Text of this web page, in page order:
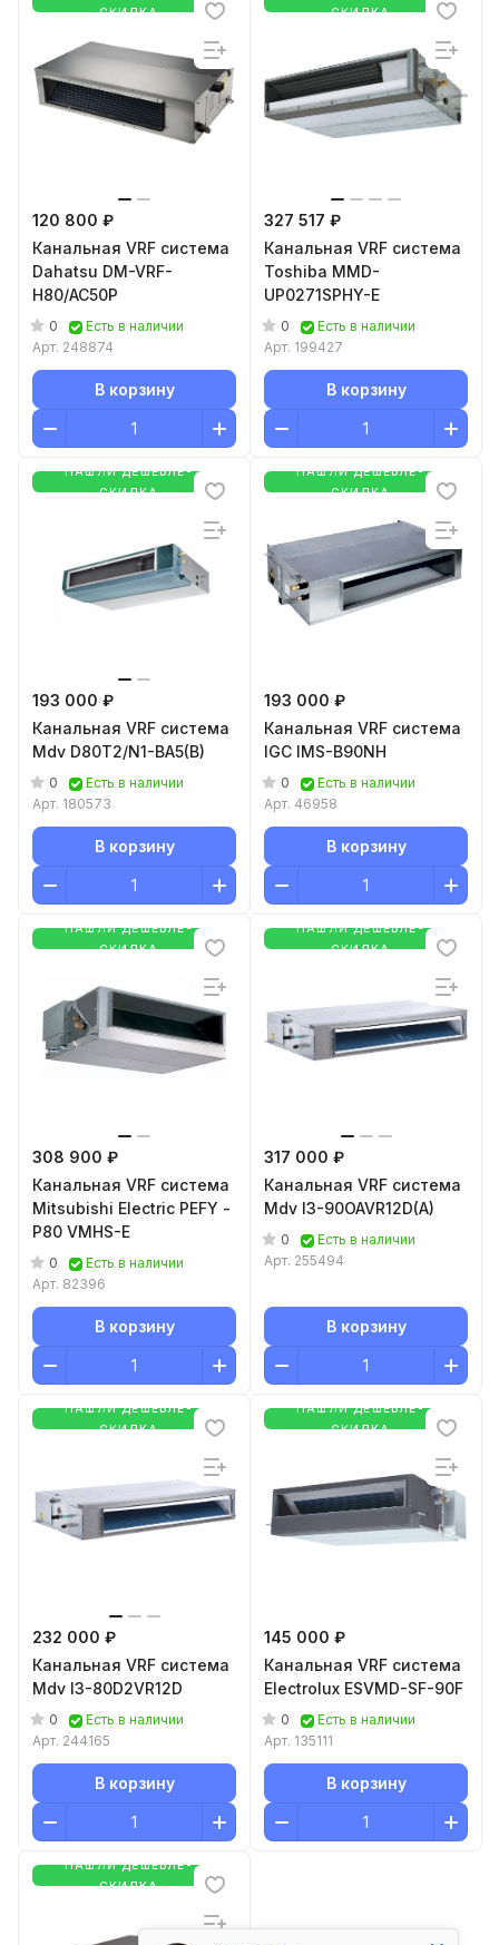
СКИДКА
120 800 ₽
Канальная VRF система
Dahatsu DM-VRF-
H80/AC50P
0
Есть в наличии
Арт. 248874
В корзину
СКИДКА
327 517 ₽
Канальная VRF система
Toshiba MMD-
UP0271SPHY-E
0
Есть в наличии
Арт. 199427
В корзину
НАШЛИ ДЕШЕВЛЕ-
СКИДКА
193 000 ₽
Канальная VRF система
Mdv D80T2/N1-BA5(B)
0
Есть в наличии
Арт. 180573
В корзину
НАШЛИ ДЕШЕВЛЕ-
СКИДКА
193 000 ₽
Канальная VRF система
IGC IMS-B90NH
0
Есть в наличии
Арт. 46958
В корзину
НАШЛИ ДЕШЕВЛЕ-
СКИДКА
308 900 ₽
Канальная VRF система
Mitsubishi Electric PEFY -
P80 VMHS-E
0
Есть в наличии
Арт. 82396
В корзину
НАШЛИ ДЕШЕВЛЕ-
СКИДКА
317 000 ₽
Канальная VRF система
Mdv I3-90OAVR12D(A)
0
Есть в наличии
Арт. 255494
В корзину
НАШЛИ ДЕШЕВЛЕ-
СКИДКА
232 000 ₽
Канальная VRF система
Mdv I3-80D2VR12D
0
Есть в наличии
Арт. 244165
В корзину
НАШЛИ ДЕШЕВЛЕ-
СКИДКА
145 000 ₽
Канальная VRF система
Electrolux ESVMD-SF-90F
0
Есть в наличии
Арт. 135111
В корзину
НАШЛИ ДЕШЕВЛЕ-
СКИДКА